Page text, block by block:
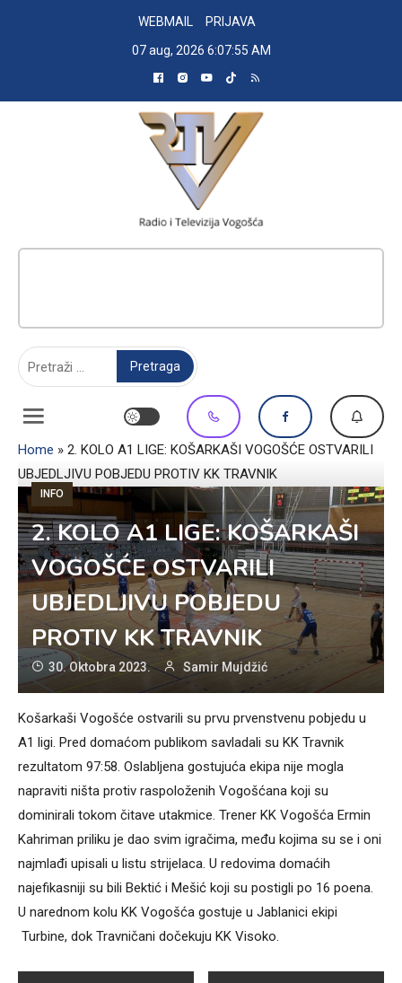
WEBMAIL
PRIJAVA
07 aug, 2026 6:07:56 AM
Home » 2. KOLO A1 LIGE: KOŠARKAŠI VOGOŠĆE OSTVARILI
UBJEDLJIVU POBJEDU PROTIV KK TRAVNIK
INFO
2. KOLO A1 LIGE: KOŠARKAŠI
VOGOŠĆE OSTVARILI
UBJEDLJIVU POBJEDU
PROTIV KK TRAVNIK
30. Oktobra 2023. Samir Mujdžić
Košarkaši Vogošće ostvarili su prvu prvenstvenu pobjedu u
A1 ligi. Pred domaćom publikom savladali su KK Travnik
rezultatom 97:58. Oslabljena gostujuća ekipa nije mogla
napraviti ništa protiv raspoloženih Vogošćana koji su
dominirali tokom čitave utakmice. Trener KK Vogošća Ermin
Kahriman priliku je dao svim igračima, među kojima su se i oni
najmlađi upisali u listu strijelaca. U redovima domaćih
najefikasniji su bili Bektić i Mešić koji su postigli po 16 poena.
U narednom kolu KK Vogošća gostuje u Jablanici ekipi
Turbine, dok Travničani dočekuju KK Visoko.